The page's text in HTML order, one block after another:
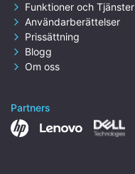
Funktioner och Tjänster
Användarberättelser
Prissättning
Blogg
Om oss
Partners